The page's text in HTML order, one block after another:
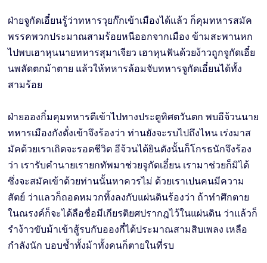
ฝ่ายจูกัดเอี๋ยนรู้ว่าทหารวุยก๊กเข้าเมืองได้แล้ว ก็คุมทหารสมัค
พรรคพวกประมาณสามร้อยหนีออกจากเมือง ข้ามสะพานหก
ไปพบเฮาหุนนายทหารสุมาเจียว เฮาหุนฟันด้วยง้าวถูกจูกัดเอี๋ย
นพลัดตกม้าตาย แล้วให้ทหารล้อมจับทหารจูกัดเอี๋ยนได้ทั้ง
สามร้อย
ฝ่ายอองกิ๋มคุมทหารตีเข้าไปทางประตูทิศตวันตก พบอีจ้วนนาย
ทหารเมืองกังตั๋งเข้าจึงร้องว่า ท่านยังจะรบไปถึงไหน เร่งมาส
มัคด้วยเราเถิดจะรอดชีวิต อีจ้วนได้ยินดังนั้นก็โกรธนักจึงร้อง
ว่า เรารับคำนายเรายกทัพมาช่วยจูกัดเอี๋ยน เรามาช่วยก็มิได้
ซึ่งจะสมัคเข้าด้วยท่านนั้นหาควรไม่ ด้วยเราเปนคนมีความ
สัตย์ ว่าแลวก็ถอดหมวกทิ้งลงกับแผ่นดินร้องว่า ถ้าทำศึกตาย
ในณรงค์ก็จะได้ลือชื่อมีเกียรติยศปรากฎไว้ในแผ่นดิน ว่าแล้วก็
รำง้าวขับม้าเข้าสู้รบกับอองกี๋ได้ประมาณสามสิบเพลง เหลือ
กำลังนัก บอบช้ำทั้งม้าทั้งคนก็ตายในที่รบ